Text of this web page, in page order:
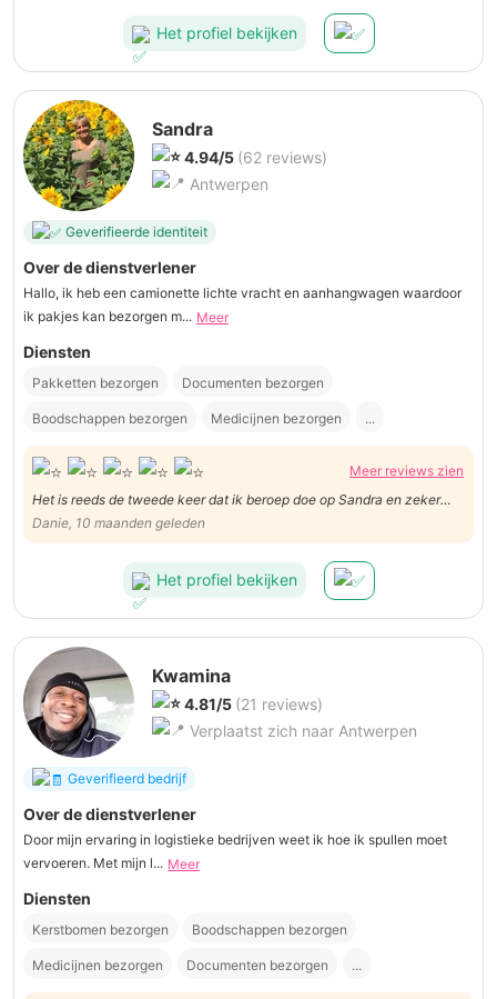
Het profiel bekijken
Sandra
4.94/5 (62 reviews)
Antwerpen
Geverifieerde identiteit
Over de dienstverlener
Hallo, ik heb een camionette lichte vracht en aanhangwagen waardoor
ik pakjes kan bezorgen m... Meer
Diensten
Pakketten bezorgen Documenten bezorgen
Boodschappen bezorgen Medicijnen bezorgen ...
Meer reviews zien
Het is reeds de tweede keer dat ik beroep doe op Sandra en zeker
niet de laatste. Vriendelijk, correct en goed georganiseerd. Ik ben
super tevreden.
Danie, 10 maanden geleden
Het profiel bekijken
Kwamina
4.81/5 (21 reviews)
Verplaatst zich naar Antwerpen
Geverifieerd bedrijf
Over de dienstverlener
Door mijn ervaring in logistieke bedrijven weet ik hoe ik spullen moet
vervoeren. Met mijn l... Meer
Diensten
Kerstbomen bezorgen Boodschappen bezorgen
Medicijnen bezorgen Documenten bezorgen ...